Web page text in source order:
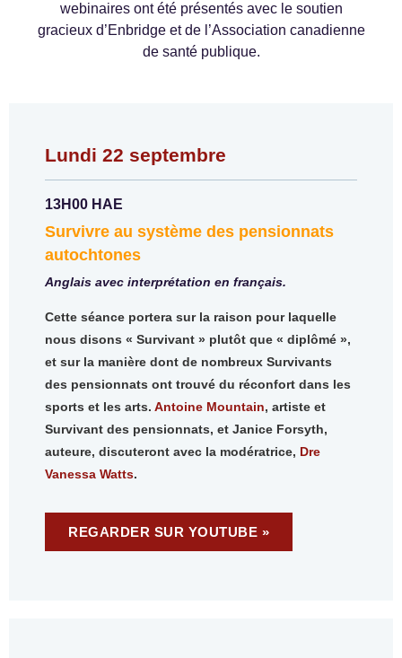
webinaires ont été présentés avec le soutien
gracieux d’Enbridge et de l’Association canadienne
de santé publique.
Lundi 22 septembre
13H00 HAE
Survivre au système des pensionnats
autochtones
Anglais avec interprétation en français.
Cette séance portera sur la raison pour laquelle
nous disons « Survivant » plutôt que « diplômé »,
et sur la manière dont de nombreux Survivants
des pensionnats ont trouvé du réconfort dans les
sports et les arts. Antoine Mountain, artiste et
Survivant des pensionnats, et Janice Forsyth,
auteure, discuteront avec la modératrice, Dre
Vanessa Watts.
REGARDER SUR YOUTUBE »